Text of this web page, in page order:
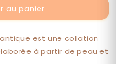
au panier
est une collation
à partir de peau et